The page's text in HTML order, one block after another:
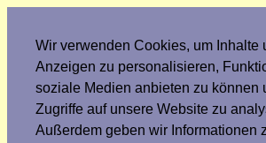
Wir verwenden Cookies, um Inhalte
Anzeigen zu personalisieren,
soziale Medien anbieten zu können
Zugriffe auf unsere Website zu
Außerdem geben wir Informationen